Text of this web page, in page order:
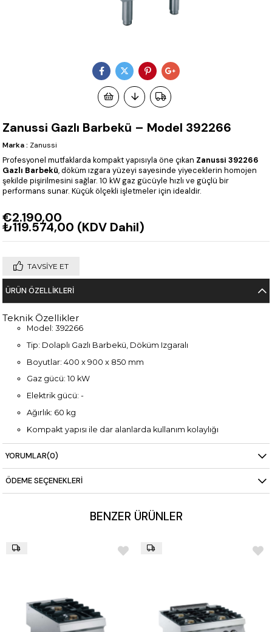
Zanussi Gazlı Barbekü – Model 392266
Marka : Zanussi
Profesyonel mutfaklarda kompakt yapısıyla öne çıkan Zanussi 392266
Gazlı Barbekü, döküm ızgara yüzeyi sayesinde yiyeceklerin homojen
şekilde pişirilmesini sağlar. 10 kW gaz gücüyle hızlı ve güçlü bir
performans sunar. Küçük ölçekli işletmeler için idealdir.
€2.190,00
₺119.574,00 (KDV Dahil)
TAVSIYE ET
ÜRÜN ÖZELLIKLERI
Teknik Özellikler
Model: 392266
Tip: Dolaplı Gazlı Barbekü, Döküm Izgaralı
Boyutlar: 400 x 900 x 850 mm
Gaz gücü: 10 kW
Elektrik gücü: -
Ağırlık: 60 kg
Kompakt yapısı ile dar alanlarda kullanım kolaylığı
Döküm ızgara yüzeyi sayesinde yüksek ısı tutma performansı
YORUMLAR(0)
ÖDEME SEÇENEKLERI
BENZER ÜRÜNLER